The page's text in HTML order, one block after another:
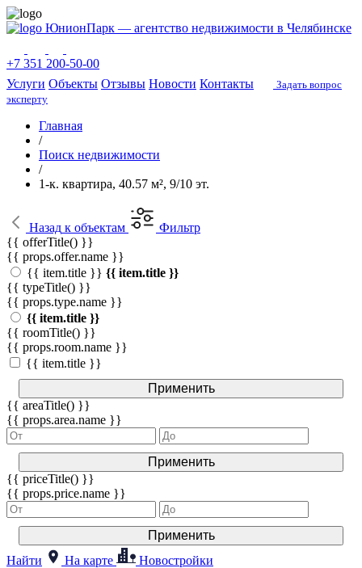
ЮнионПарк — агентство недвижимости в Челябинске
+7 351 200-50-00
Услуги Объекты Отзывы Новости Контакты
Задать вопрос
эксперту
Главная
/
Поиск недвижимости
/
1-к. квартира, 40.57 м², 9/10 эт.
Назад к объектам
Фильтр
{{ offerTitle() }}
{{ props.offer.name }}
{{ item.title }} {{ item.title }}
{{ typeTitle() }}
{{ props.type.name }}
{{ item.title }}
{{ roomTitle() }}
{{ props.room.name }}
{{ item.title }}
Применить
{{ areaTitle() }}
{{ props.area.name }}
Применить
{{ priceTitle() }}
{{ props.price.name }}
Применить
Найти
На карте Новостройки